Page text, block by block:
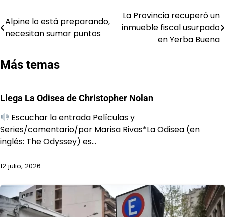
Navegación
de
Alpine lo está preparando,
necesitan sumar puntos
La Provincia recuperó un
inmueble fiscal usurpado
en Yerba Buena
Más temas
Llega La Odisea de Christopher Nolan
Escuchar la entrada Películas y
Series/comentario/por Marisa Rivas*La Odisea (en
inglés: The Odyssey) es…
12 julio, 2026